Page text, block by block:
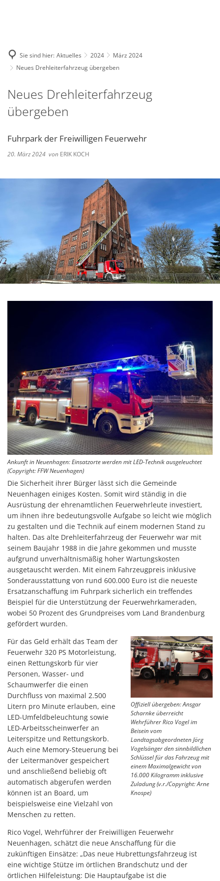
Sie sind hier: Aktuelles 2024
März 2024
Neues Drehleiterfahrzeug übergeben
Neues Drehleiterfahrzeug
übergeben
Fuhrpark der Freiwilligen Feuerwehr
20. März 2024 von ERIK KOCH
Ankunft in Neuenhagen: Einsatzorte werden mit LED-Technik ausgeleuchtet
(Copyright: FFW Neuenhagen)
Die Sicherheit ihrer Bürger lässt sich die Gemeinde
Neuenhagen einiges Kosten. Somit wird ständig in die
Ausrüstung der ehrenamtlichen Feuerwehrleute investiert,
um ihnen ihre bedeutungsvolle Aufgabe so leicht wie möglich
zu gestalten und die Technik auf einem modernen Stand zu
halten. Das alte Drehleiterfahrzeug der Feuerwehr war mit
seinem Baujahr 1988 in die Jahre gekommen und musste
aufgrund unverhältnismäßig hoher Wartungskosten
ausgetauscht werden. Mit einem Fahrzeugpreis inklusive
Sonderausstattung von rund 600.000 Euro ist die neueste
Ersatzanschaffung im Fuhrpark sicherlich ein treffendes
Beispiel für die Unterstützung der Feuerwehrkameraden,
wobei 50 Prozent des Grundpreises vom Land Brandenburg
gefördert wurden.
Offiziell übergeben: Ansgar
Scharnke überreicht
Wehrführer Rico Vogel im
Beisein vom
Landtagsabgeordneten Jörg
Vogelsänger den sinnbildlichen
Schlüssel für das Fahrzeug mit
einem Maximalgewicht von
16.000 Kilogramm inklusive
Zuladung (v.r./Copyright: Arne
Knospe)
Für das Geld erhält das Team der
Feuerwehr 320 PS Motorleistung,
einen Rettungskorb für vier
Personen, Wasser- und
Schaumwerfer die einen
Durchfluss von maximal 2.500
Litern pro Minute erlauben, eine
LED-Umfeldbeleuchtung sowie
LED-Arbeitsscheinwerfer an
Leiterspitze und Rettungskorb.
Auch eine Memory-Steuerung bei
der Leitermanöver gespeichert
und anschließend beliebig oft
automatisch abgerufen werden
können ist an Board, um
beispielsweise eine Vielzahl von
Menschen zu retten.
Rico Vogel, Wehrführer der Freiwilligen Feuerwehr
Neuenhagen, schätzt die neue Anschaffung für die
zukünftigen Einsätze: „Das neue Hubrettungsfahrzeug ist
eine wichtige Stütze im örtlichen Brandschutz und der
örtlichen Hilfeleistung: Die Hauptaufgabe ist die